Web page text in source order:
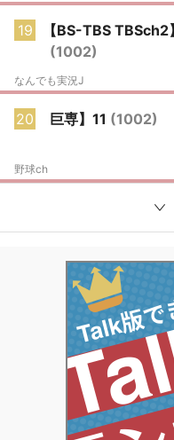
19
【BS-TBS
(1002)
なんでも実況J
20 巨専】11 (1002)
野球ch